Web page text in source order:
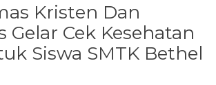
Kristen Dan
Gelar Cek Kesehatan
Siswa SMTK Bethel